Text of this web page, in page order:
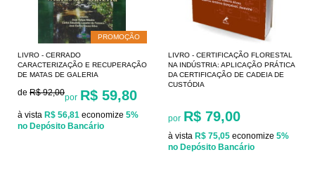
PROMOÇÃO
LIVRO - CERRADO
CARACTERIZAÇÃO E RECUPERAÇÃO
DE MATAS DE GALERIA
de R$ 92,00por R$ 59,80
à vista R$ 56,81 economize 5%
no Depósito Bancário
LIVRO - CERTIFICAÇÃO FLORESTAL
NA INDÚSTRIA: APLICAÇÃO PRÁTICA
DA CERTIFICAÇÃO DE CADEIA DE
CUSTÓDIA
por R$ 79,00
à vista R$ 75,05 economize 5%
no Depósito Bancário